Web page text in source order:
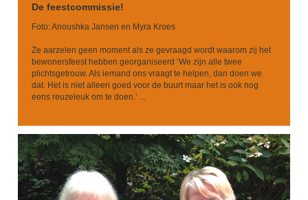
De feestcommissie!
Foto: Anoushka Jansen en Myra Kroes
Ze aarzelen geen moment als ze gevraagd wordt waarom zij het
bewonersfeest hebben georganiseerd ‘We zijn alle twee
plichtsgetrouw. Als iemand ons vraagt te helpen, dan doen we
dat. Het is niet alleen goed voor de buurt maar het is ook nog
eens reuzeleuk om te doen.’ ...